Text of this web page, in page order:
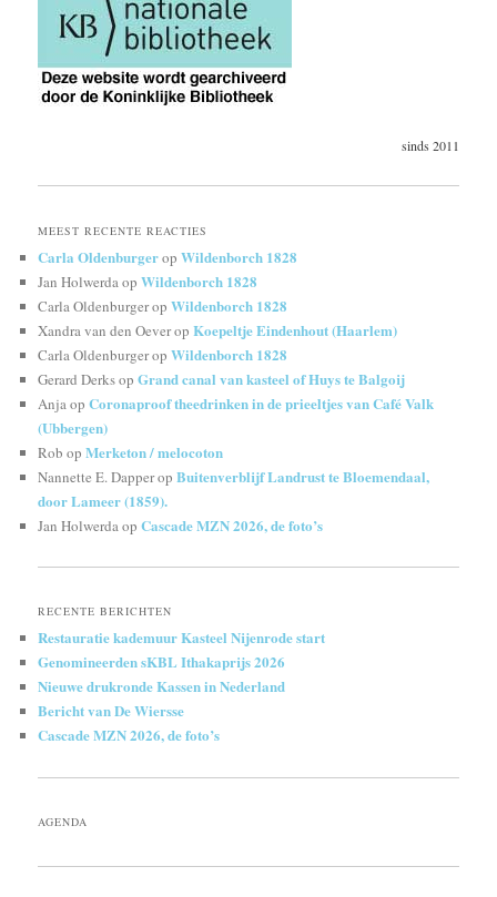
sinds 2011
MEEST RECENTE REACTIES
Carla OldenburgeropWildenborch 1828
Jan HolwerdaopWildenborch 1828
Carla OldenburgeropWildenborch 1828
Xandra van den OeveropKoepeltje Eindenhout (Haarlem)
Carla OldenburgeropWildenborch 1828
Gerard DerksopGrand canal van kasteel of Huys te Balgoij
AnjaopCoronaproof theedrinken in de prieeltjes van Café Valk
(Ubbergen)
Rob opMerketon / melocoton
Nannette E. DapperopBuitenverblijf Landrust te Bloemendaal,
door Lameer (1859).
Jan HolwerdaopCascade MZN 2026, de foto’s
RECENTE BERICHTEN
Restauratie kademuur Kasteel Nijenrode start
Genomineerden sKBL Ithakaprijs 2026
Nieuwe drukronde Kassen in Nederland
Bericht van De Wiersse
Cascade MZN 2026, de foto’s
AGENDA